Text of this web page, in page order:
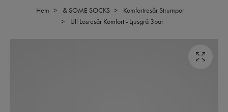
Hem & SOME SOCKS
Komfortresår Strumpor
Ull Lösresår Komfort - Ljusgrå 3par